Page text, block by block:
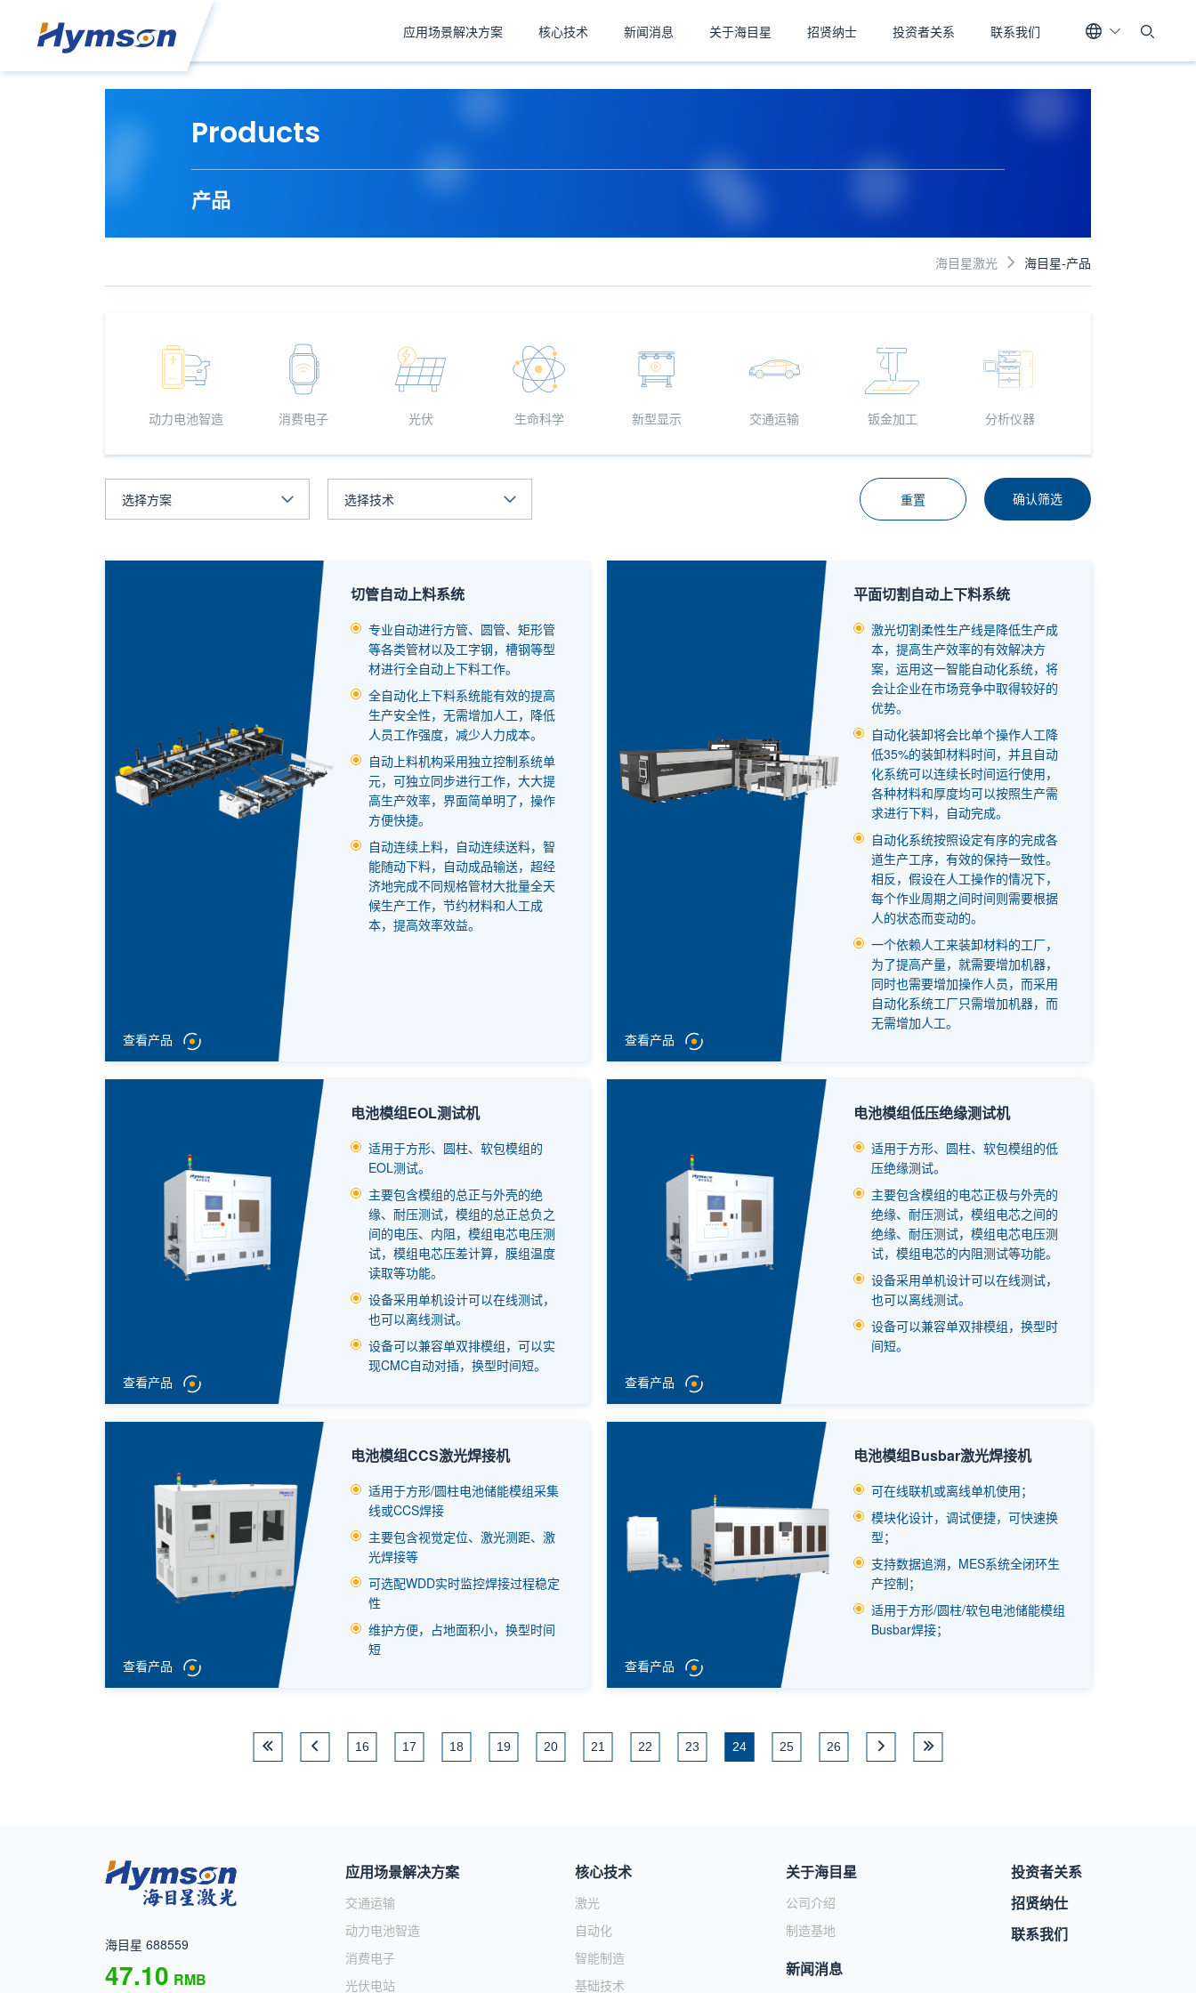
应用场景解决方案 核心技术 新闻消息 关于海目星 招贤纳士 投资者关系 联系我们
Products
产品
海目星激光  海目星-产品
动力电池智造 消费电子 光伏 生命科学 新型显示 交通运输 钣金加工 分析仪器
重置 确认筛选
查看产品
切管自动上料系统
专业自动进行方管、圆管、矩形管
等各类管材以及工字钢，槽钢等型
材进行全自动上下料工作。
全自动化上下料系统能有效的提高
生产安全性，无需增加人工，降低
人员工作强度，减少人力成本。
自动上料机构采用独立控制系统单
元，可独立同步进行工作，大大提
高生产效率，界面简单明了，操作
方便快捷。
自动连续上料，自动连续送料，智
能随动下料，自动成品输送，超经
济地完成不同规格管材大批量全天
候生产工作，节约材料和人工成
本，提高效率效益。
查看产品
平面切割自动上下料系统
激光切割柔性生产线是降低生产成
本，提高生产效率的有效解决方
案，运用这一智能自动化系统，将
会让企业在市场竞争中取得较好的
优势。
自动化装卸将会比单个操作人工降
低35%的装卸材料时间，并且自动
化系统可以连续长时间运行使用，
各种材料和厚度均可以按照生产需
求进行下料，自动完成。
自动化系统按照设定有序的完成各
道生产工序，有效的保持一致性。
相反，假设在人工操作的情况下，
每个作业周期之间时间则需要根据
人的状态而变动的。
一个依赖人工来装卸材料的工厂，
为了提高产量，就需要增加机器，
同时也需要增加操作人员，而采用
自动化系统工厂只需增加机器，而
无需增加人工。
查看产品
电池模组EOL测试机
适用于方形、圆柱、软包模组的
EOL测试。
主要包含模组的总正与外壳的绝
缘、耐压测试，模组的总正总负之
间的电压、内阻，模组电芯电压测
试，模组电芯压差计算，膜组温度
读取等功能。
设备采用单机设计可以在线测试，
也可以离线测试。
设备可以兼容单双排模组，可以实
现CMC自动对插，换型时间短。
查看产品
电池模组低压绝缘测试机
适用于方形、圆柱、软包模组的低
压绝缘测试。
主要包含模组的电芯正极与外壳的
绝缘、耐压测试，模组电芯之间的
绝缘、耐压测试，模组电芯电压测
试，模组电芯的内阻测试等功能。
设备采用单机设计可以在线测试，
也可以离线测试。
设备可以兼容单双排模组，换型时
间短。
查看产品
电池模组CCS激光焊接机
适用于方形/圆柱电池储能模组采集
线或CCS焊接
主要包含视觉定位、激光测距、激
光焊接等
可选配WDD实时监控焊接过程稳定
性
维护方便，占地面积小，换型时间
短
查看产品
电池模组Busbar激光焊接机
可在线联机或离线单机使用；
模块化设计，调试便捷，可快速换
型；
支持数据追溯，MES系统全闭环生
产控制；
适用于方形/圆柱/软包电池储能模组
Busbar焊接；
16 17 18 19 20 21 22 23 24 25 26
海目星 688559
47.10 RMB
应用场景解决方案
交通运输
动力电池智造
消费电子
光伏电站
核心技术
激光
自动化
智能制造
基础技术
关于海目星
公司介绍
制造基地
新闻消息
投资者关系
招贤纳仕
联系我们